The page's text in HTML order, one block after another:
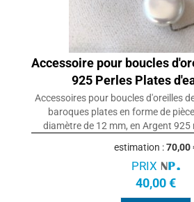
Accessoire pour boucles
925 Perles Plates
Accessoires pour boucles d'oreilles
baroques plates en forme de
diamètre de 12 mm, en Argent
estimation :70,00
PRIX
40,00 €